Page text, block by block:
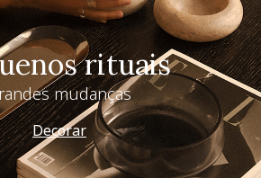
rituais
mudanças
Decorar